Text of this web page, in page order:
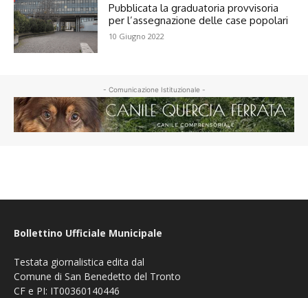
Pubblicata la graduatoria provvisoria
per l’assegnazione delle case popolari
10 Giugno 2022
- Comunicazione Istituzionale -
Bollettino Ufficiale Municipale
Testata giornalistica edita dal
Comune di San Benedetto del Tronto
CF e PI: IT00360140446